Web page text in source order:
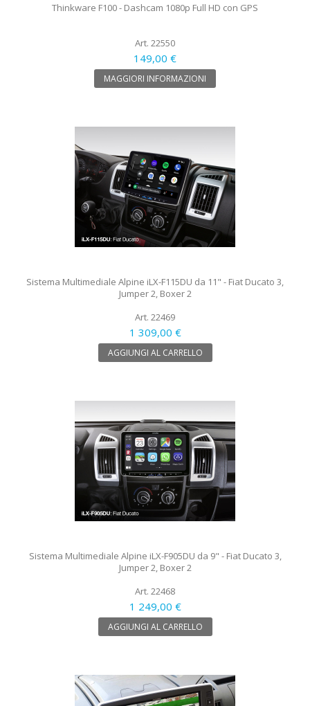
Thinkware F100 - Dashcam 1080p Full HD con GPS
Art. 22550
149,00 €
MAGGIORI INFORMAZIONI
Sistema Multimediale Alpine iLX-F115DU da 11" - Fiat Ducato 3,
Jumper 2, Boxer 2
Art. 22469
1 309,00 €
AGGIUNGI AL CARRELLO
Sistema Multimediale Alpine iLX-F905DU da 9" - Fiat Ducato 3,
Jumper 2, Boxer 2
Art. 22468
1 249,00 €
AGGIUNGI AL CARRELLO